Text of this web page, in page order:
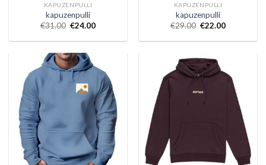
KAPUZENPULLI
kapuzenpulli
€31.00 €24.00
KAPUZENPULLI
kapuzenpulli
€29.00 €22.00